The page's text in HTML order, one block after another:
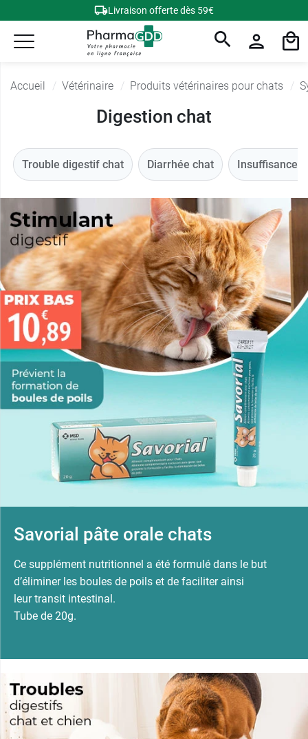
Livraison offerte dès 59€
Accueil Vétérinaire Produits vétérinaires pour chats
Digestion chat
Trouble digestif chat Diarrhée chat Insuffisance
Savorial pâte orale chats
Ce supplément nutritionnel a été formulé dans le but
d’éliminer les boules de poils et de faciliter ainsi
leur transit intestinal.
Tube de 20g.